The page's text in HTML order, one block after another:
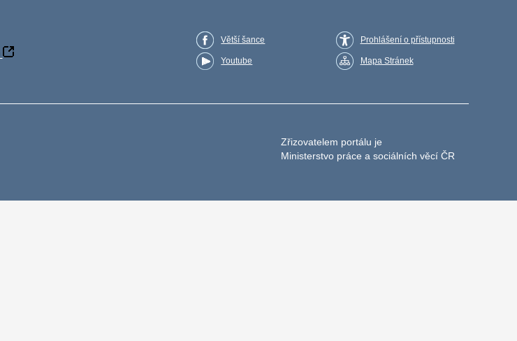
Větší šance
Youtube
Prohlášení o přístupnosti
Mapa Stránek
Zřizovatelem portálu je
Ministerstvo práce a sociálních věcí ČR